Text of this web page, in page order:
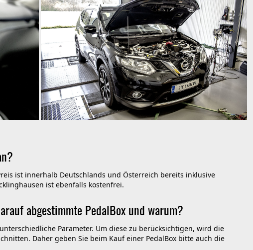
ist innerhalb Deutschlands und Österreich bereits inklusive
ist ebenfalls kostenfrei.
abgestimmte PedalBox und warum?
Parameter. Um diese zu berücksichtigen, wird die
Daher geben Sie beim Kauf einer PedalBox bitte auch die